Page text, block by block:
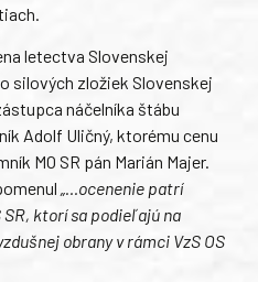
letectva Slovenskej
silových zložiek Slovenskej
náčelníka štábu
Adolf Uličný, ktorému cenu
MO SR pán Marián Majer.
„…ocenenie patrí
ktorí sa podieľajú na
obrany v rámci VzS OS